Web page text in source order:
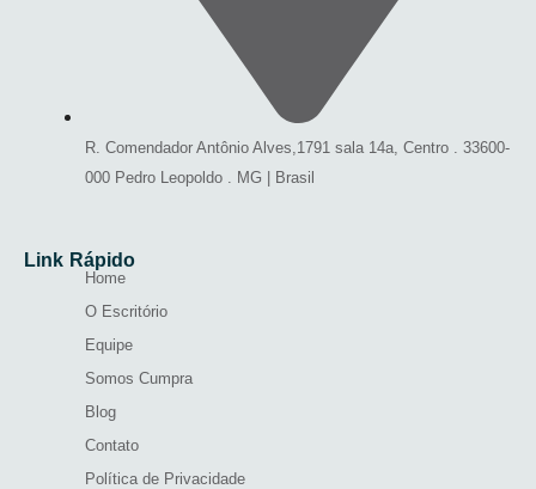
R. Comendador Antônio Alves,1791 sala 14a, Centro . 33600-
000 Pedro Leopoldo . MG | Brasil
Link Rápido
Home
O Escritório
Equipe
Somos Cumpra
Blog
Contato
Política de Privacidade